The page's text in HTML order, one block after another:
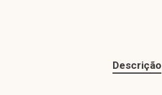
Descrição